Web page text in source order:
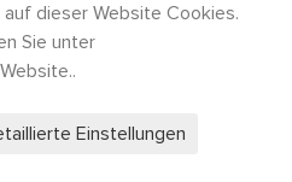
dieser Website Cookies.
Sie unter
Einstellungen